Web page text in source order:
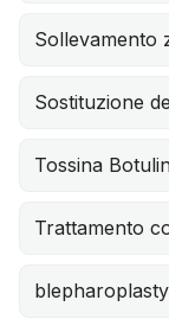
Sollevamento
Sostituzione
Tossina
Trattamento
blepharoplasty